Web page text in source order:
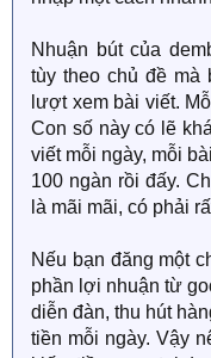
Nhuận bút của
tùy theo chủ đề
lượt xem bài viết.
Con số này có lẽ
viết mỗi ngày, mỗi
100 ngàn rồi đấy.
là mãi mãi, có phải
Nếu bạn đăng một
phần lợi nhuận từ
diễn đàn, thu hút
tiền mỗi ngày. Vậy